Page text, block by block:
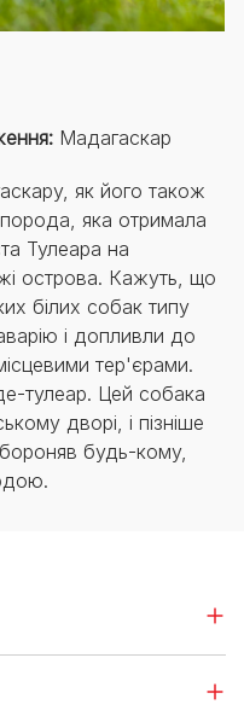
Мадагаскар
як його також
яка отримала
Тулеара на
острова. Кажуть, що
білих собак типу
і допливли до
тер'єрами.
тулеар. Цей собака
дворі, і пізніше
будь-кому,